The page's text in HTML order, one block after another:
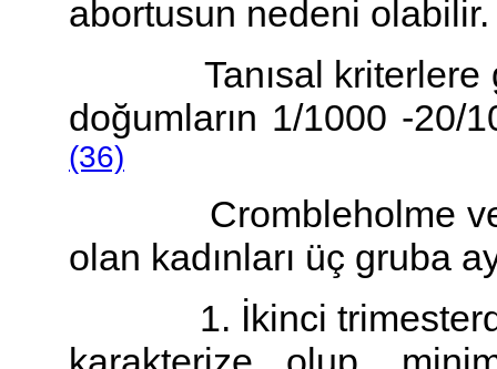
abortusun nedeni olabilir.
Tanısal kriterlere
doğumların 1/1000 -20/
(36)
Crombleholme ve
olan kadınları üç gruba
1. İkinci trimesterde